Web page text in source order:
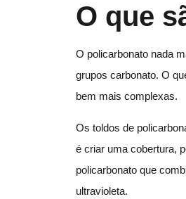
O que
O policarbonato nada
grupos carbonato. O
bem mais complexas.
Os toldos de
é criar uma cobertura,
policarbonato que
ultravioleta.